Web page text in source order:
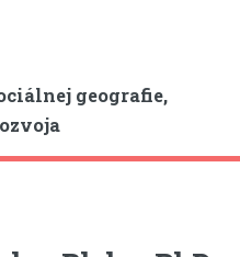
geografie,